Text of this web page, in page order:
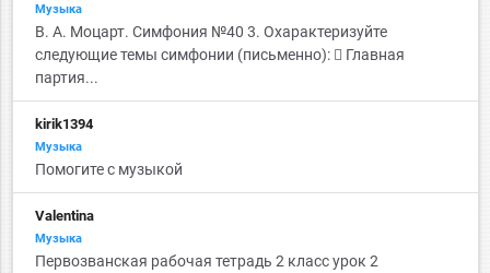
Музыка
В. А. Моцарт. Симфония №40 3. Охарактеризуйте
следующие темы симфонии (письменно):  Главная
партия...
kirik1394
Музыка
Помогите с музыкой
Valentina
Музыка
Первозванская рабочая тетрадь 2 класс урок 2